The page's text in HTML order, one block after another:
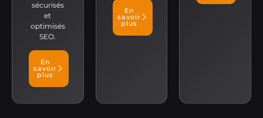
sécurisés
et
optimisés
SEO.
En
savoir
plus
En
savoir
plus